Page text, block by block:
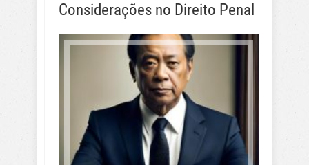
Considerações no Direito Penal